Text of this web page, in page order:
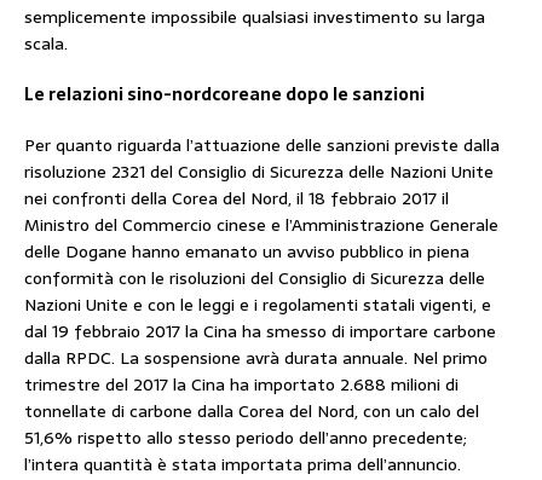
semplicemente impossibile qualsiasi investimento su larga
scala.
Le relazioni sino-nordcoreane dopo le sanzioni
Per quanto riguarda l’attuazione delle sanzioni previste dalla
risoluzione 2321 del Consiglio di Sicurezza delle Nazioni Unite
nei confronti della Corea del Nord, il 18 febbraio 2017 il
Ministro del Commercio cinese e l’Amministrazione Generale
delle Dogane hanno emanato un avviso pubblico in piena
conformità con le risoluzioni del Consiglio di Sicurezza delle
Nazioni Unite e con le leggi e i regolamenti statali vigenti, e
dal 19 febbraio 2017 la Cina ha smesso di importare carbone
dalla RPDC. La sospensione avrà durata annuale. Nel primo
trimestre del 2017 la Cina ha importato 2.688 milioni di
tonnellate di carbone dalla Corea del Nord, con un calo del
51,6% rispetto allo stesso periodo dell’anno precedente;
l’intera quantità è stata importata prima dell’annuncio.